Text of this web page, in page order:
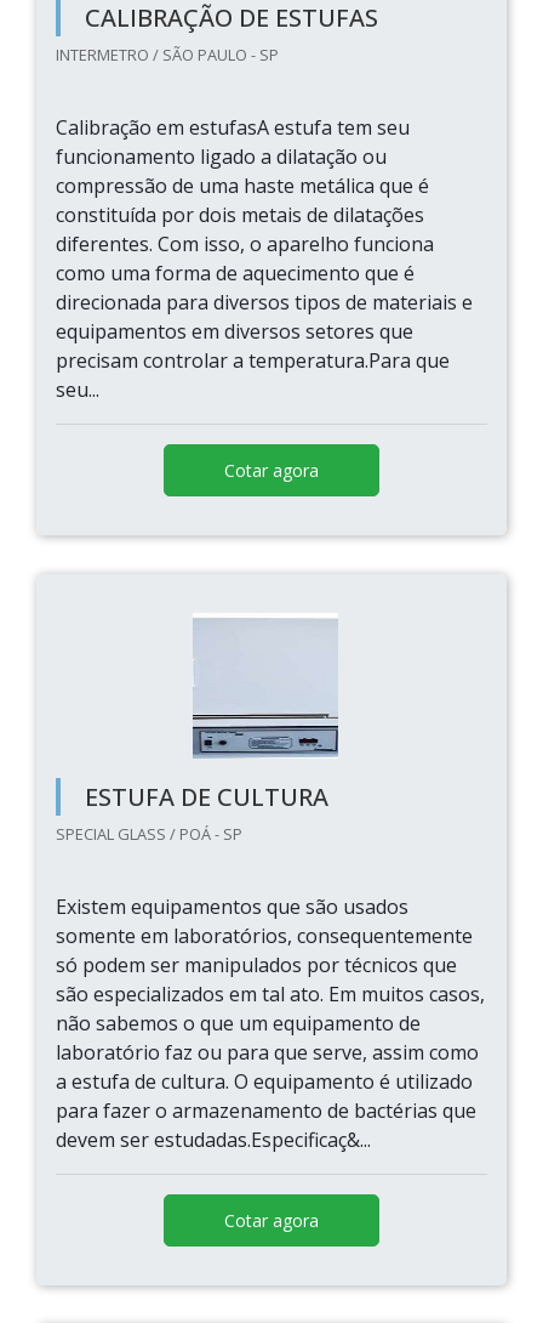
CALIBRAÇÃO DE ESTUFAS
INTERMETRO / SÃO PAULO - SP
Calibração em estufasA estufa tem seu
funcionamento ligado a dilatação ou
compressão de uma haste metálica que é
constituída por dois metais de dilatações
diferentes. Com isso, o aparelho funciona
como uma forma de aquecimento que é
direcionada para diversos tipos de materiais e
equipamentos em diversos setores que
precisam controlar a temperatura.Para que
seu...
Cotar agora
ESTUFA DE CULTURA
SPECIAL GLASS / POÁ - SP
Existem equipamentos que são usados
somente em laboratórios, consequentemente
só podem ser manipulados por técnicos que
são especializados em tal ato. Em muitos casos,
não sabemos o que um equipamento de
laboratório faz ou para que serve, assim como
a estufa de cultura. O equipamento é utilizado
para fazer o armazenamento de bactérias que
devem ser estudadas.Especificaç&...
Cotar agora